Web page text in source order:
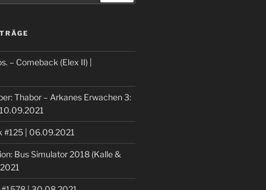
– Comeback (Elex II) |
Thabor – Arkanes Erwachen 3:
#125 | 06.09.2021
Bus Simulator 2018 (Kalle &